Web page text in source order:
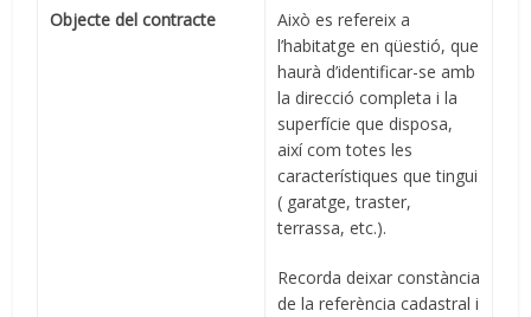
Objecte del contracte
Això es refereix a
l’habitatge en qüestió, que
haurà d’identificar-se amb
la direcció completa i la
superfície que disposa,
així com totes les
característiques que tingui
( garatge, traster,
terrassa, etc.).
Recorda deixar constància
de la referència cadastral i